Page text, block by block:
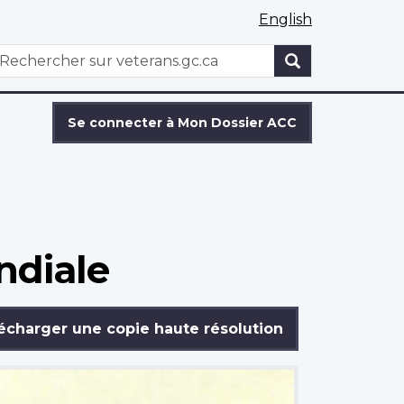
English
WxT
Se connecter à Mon Dossier ACC
une copie haute résolution